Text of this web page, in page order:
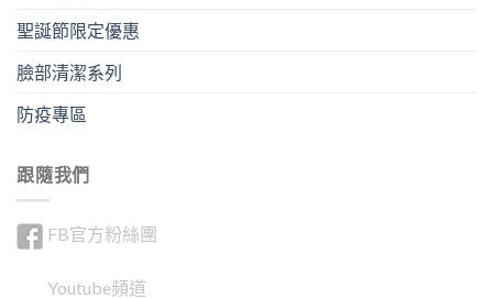
聖誕節限定優惠
臉部清潔系列
防疫專區
跟隨我們
FB官方粉絲團
Youtube頻道